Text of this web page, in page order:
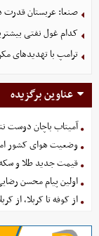
صنعا: عربستان قدرت
کدام غول نفتی
ترامپ با تهدیدهای
عناوین برگزیده
آمیتاب باچان دوست
وضعیت هوای کشور امروز جمعه
قیمت جدید طلا و سکه امروز ۱۶
اولین پیام محسن
از کوفه تا کربلا، از